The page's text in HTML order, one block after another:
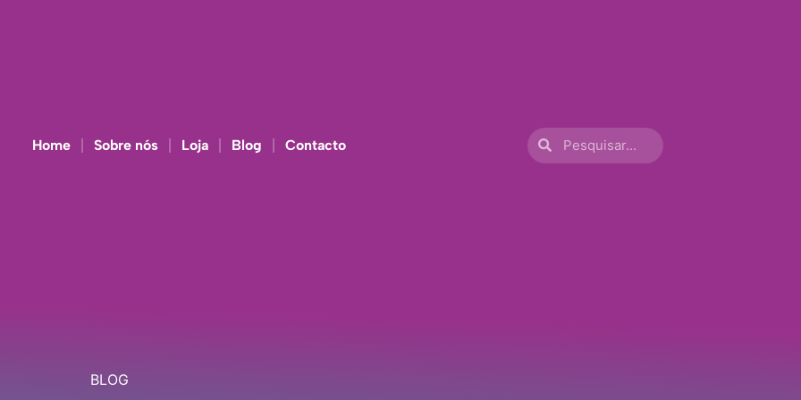
Home Sobre nós Loja Blog Contacto
ProcurarProcurar
BLOG